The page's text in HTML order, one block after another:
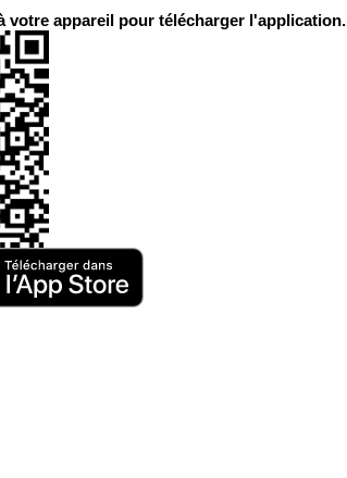
votre appareil pour télécharger l'application.